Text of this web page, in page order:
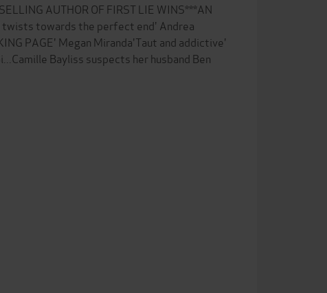
AUTHOR OF FIRST LIE WINS***AN
twists towards the perfect end' Andrea
PAGE' Megan Miranda'Taut and addictive'
Bayliss suspects her husband Ben